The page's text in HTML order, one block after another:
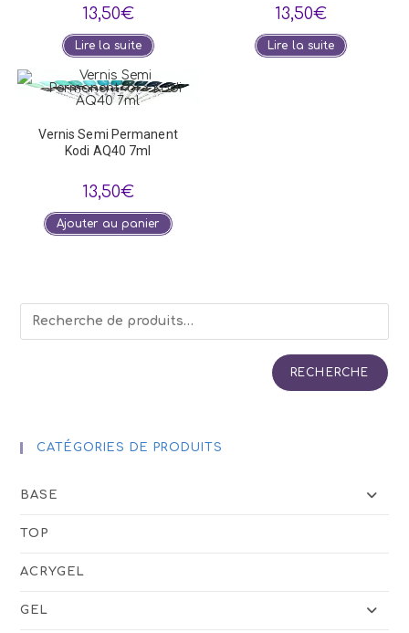
13,50€
Lire la suite
13,50€
Lire la suite
Vernis Semi Permanent
Kodi AQ40 7ml
13,50€
Ajouter au panier
RECHERCHE
CATÉGORIES DE PRODUITS
BASE
TOP
ACRYGEL
GEL